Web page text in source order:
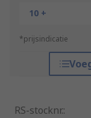
10 +
*prijsindicatie
RS-stocknr.: